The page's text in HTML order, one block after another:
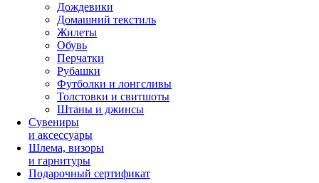
Дождевики
Домашний текстиль
Жилеты
Обувь
Перчатки
Рубашки
Футболки и лонгсливы
Толстовки и свитшоты
Штаны и джинсы
Сувениры
и аксессуары
Шлема, визоры
и гарнитуры
Подарочный сертификат